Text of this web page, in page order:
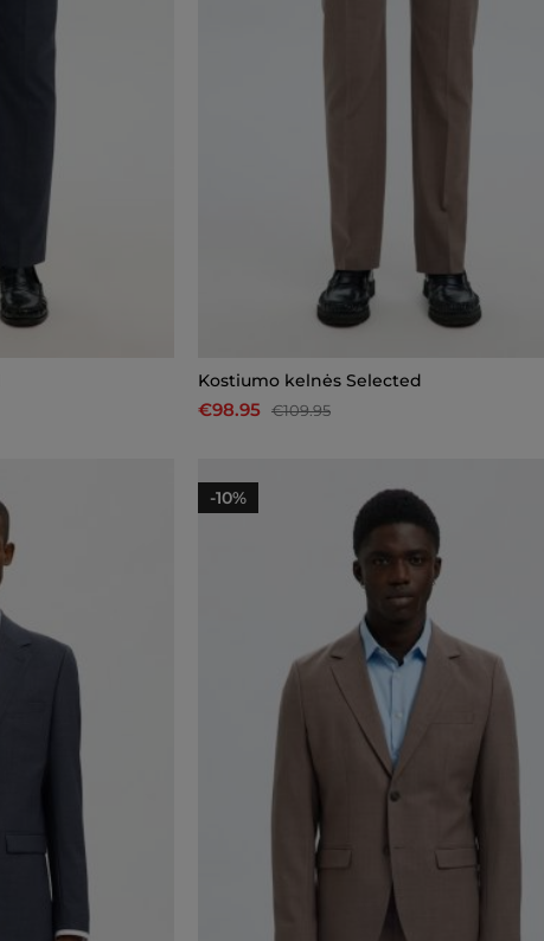
Kostiumo kelnės Selected
€98.95 €109.95
-10%